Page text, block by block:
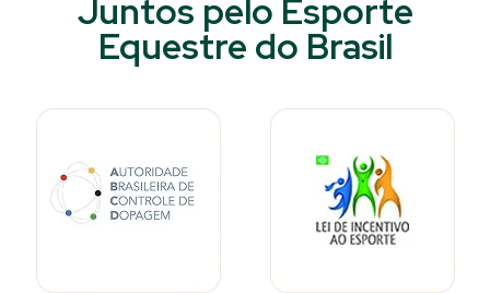
Juntos pelo Esporte
Equestre do Brasil​